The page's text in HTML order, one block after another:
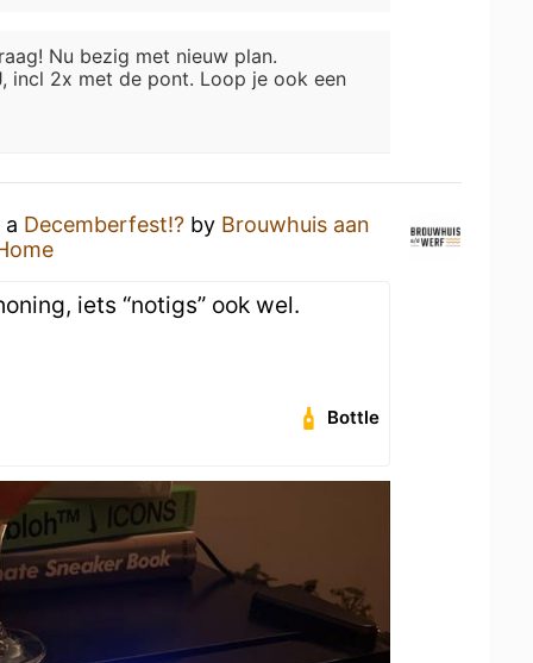
Nu bezig met nieuw plan.
incl 2x met de pont. Loop je ook een
Decemberfest!? by Brouwhuis aan
iets “notigs” ook wel.
Bottle